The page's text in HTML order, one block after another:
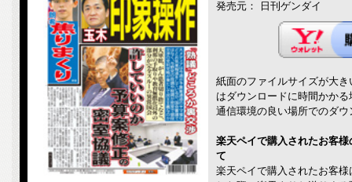
発売元： 日刊ゲンダイ
紙面のファイルサイズが大
はダウンロードに時間かか
通信環境の良い場所でのダ
楽天ペイで購入されたお客
て
楽天ペイで購入されたお客